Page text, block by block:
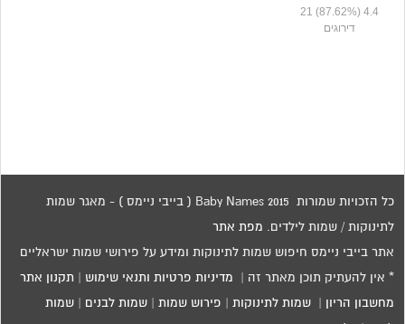
4.4
(87.62%)
21
דירוגים
כל הזכויות שמורות 2015 Baby Names ( בייבי ניימס ) - מאגר שמות
לתינוקות / שמות לילדים. מפת אתר
אתר בייבי ניימס חיפוש שמות לתינוקות ומידע על פירושי שמות ישראליים
* אין להעתיק תוכן מאתר זה | מדיניות פרטיות ותנאי שימוש תקנון אתר
מחשבון הריון |שמות לתינוקות פירוש שמות |שמות לבנים |שמות